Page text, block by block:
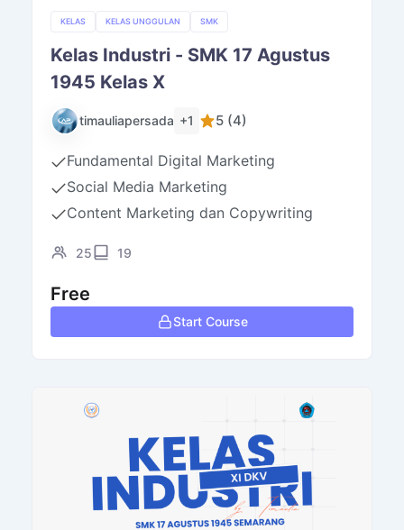
KELAS KELAS UNGGULAN SMK
Kelas Industri - SMK 17 Agustus
1945 Kelas X
timauliapersada +1 5 (4)
Fundamental Digital Marketing
Social Media Marketing
Content Marketing dan Copywriting
25 19
Free
Start Course